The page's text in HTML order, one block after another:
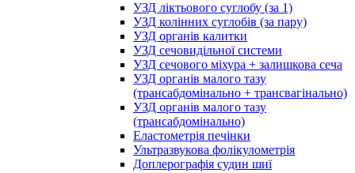
УЗД ліктьового суглобу (за 1)
УЗД колінних суглобів (за пару)
УЗД органів калитки
УЗД сечовидільної системи
УЗД сечового міхура + залишкова сеча
УЗД органів малого тазу
(трансабдомінально + трансвагінально)
УЗД органів малого тазу
(трансабдомінально)
Еластометрія печінки
Ультразвукова фолікулометрія
Доплерографія судин шиї